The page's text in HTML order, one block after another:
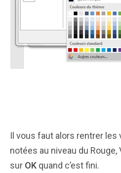
Il vous faut alors rentrer les
notées au niveau du Rouge,
sur OK quand c’est fini.